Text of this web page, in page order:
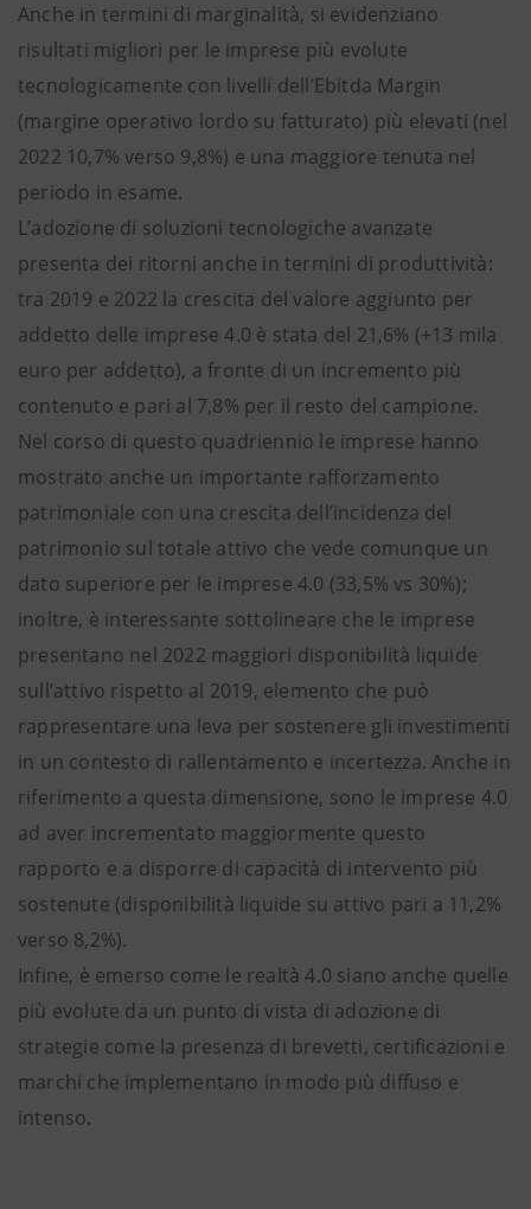
Anche in termini di marginalità, si evidenziano
risultati migliori per le imprese più evolute
tecnologicamente con livelli dell’Ebitda Margin
(margine operativo lordo su fatturato) più elevati (nel
2022 10,7% verso 9,8%) e una maggiore tenuta nel
periodo in esame.
L’adozione di soluzioni tecnologiche avanzate
presenta dei ritorni anche in termini di produttività:
tra 2019 e 2022 la crescita del valore aggiunto per
addetto delle imprese 4.0 è stata del 21,6% (+13 mila
euro per addetto), a fronte di un incremento più
contenuto e pari al 7,8% per il resto del campione.
Nel corso di questo quadriennio le imprese hanno
mostrato anche un importante rafforzamento
patrimoniale con una crescita dell’incidenza del
patrimonio sul totale attivo che vede comunque un
dato superiore per le imprese 4.0 (33,5% vs 30%);
inoltre, è interessante sottolineare che le imprese
presentano nel 2022 maggiori disponibilità liquide
sull’attivo rispetto al 2019, elemento che può
rappresentare una leva per sostenere gli investimenti
in un contesto di rallentamento e incertezza. Anche in
riferimento a questa dimensione, sono le imprese 4.0
ad aver incrementato maggiormente questo
rapporto e a disporre di capacità di intervento più
sostenute (disponibilità liquide su attivo pari a 11,2%
verso 8,2%).
Infine, è emerso come le realtà 4.0 siano anche quelle
più evolute da un punto di vista di adozione di
strategie come la presenza di brevetti, certificazioni e
marchi che implementano in modo più diffuso e
intenso.